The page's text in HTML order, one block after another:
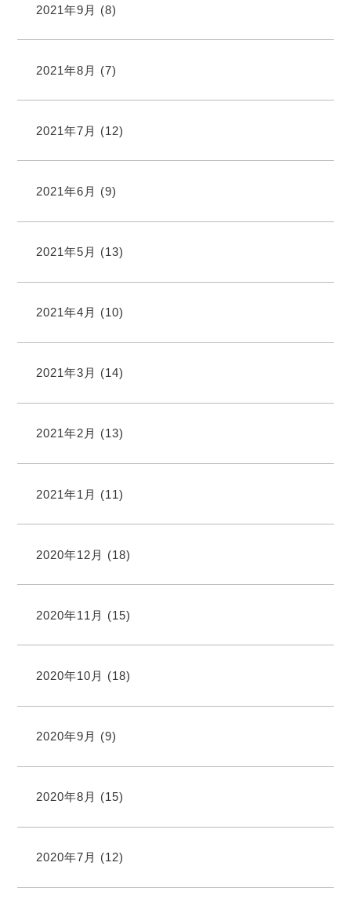
2021年9月 (8)
2021年8月 (7)
2021年7月 (12)
2021年6月 (9)
2021年5月 (13)
2021年4月 (10)
2021年3月 (14)
2021年2月 (13)
2021年1月 (11)
2020年12月 (18)
2020年11月 (15)
2020年10月 (18)
2020年9月 (9)
2020年8月 (15)
2020年7月 (12)